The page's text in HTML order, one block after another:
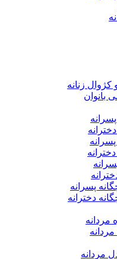
زنانه
بانوان
پسرانه
دخترانه
مردانه